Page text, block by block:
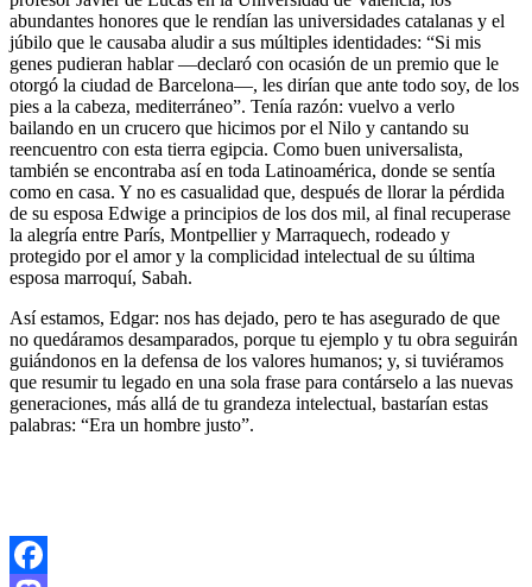
abundantes honores que le rendían las universidades catalanas y el
júbilo que le causaba aludir a sus múltiples identidades: “Si mis
genes pudieran hablar —declaró con ocasión de un premio que le
otorgó la ciudad de Barcelona—, les dirían que ante todo soy, de los
pies a la cabeza, mediterráneo”. Tenía razón: vuelvo a verlo
bailando en un crucero que hicimos por el Nilo y cantando su
reencuentro con esta tierra egipcia. Como buen universalista,
también se encontraba así en toda Latinoamérica, donde se sentía
como en casa. Y no es casualidad que, después de llorar la pérdida
de su esposa Edwige a principios de los dos mil, al final recuperase
la alegría entre París, Montpellier y Marraquech, rodeado y
protegido por el amor y la complicidad intelectual de su última
esposa marroquí, Sabah.
Así estamos, Edgar: nos has dejado, pero te has asegurado de que
no quedáramos desamparados, porque tu ejemplo y tu obra seguirán
guiándonos en la defensa de los valores humanos; y, si tuviéramos
que resumir tu legado en una sola frase para contárselo a las nuevas
generaciones, más allá de tu grandeza intelectual, bastarían estas
palabras: “Era un hombre justo”.